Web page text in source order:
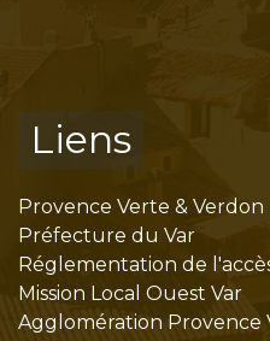
Liens
Provence Verte & Verdon
Préfecture du Var
Réglementation de
Mission Local Ouest Var
Agglomération Provence